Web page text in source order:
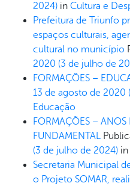
2024) in Cultura e
Prefeitura de Triunfo
espaços culturais,
cultural no município
2020 (3 de julho de
FORMAÇÕES –
13 de agosto de 2020
Educação
FORMAÇÕES –
FUNDAMENTAL
(3 de julho de 2024) in
Secretaria Municipal
o Projeto SOMAR,